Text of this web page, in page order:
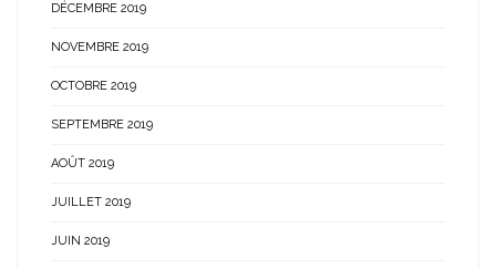
DÉCEMBRE 2019
NOVEMBRE 2019
OCTOBRE 2019
SEPTEMBRE 2019
AOÛT 2019
JUILLET 2019
JUIN 2019